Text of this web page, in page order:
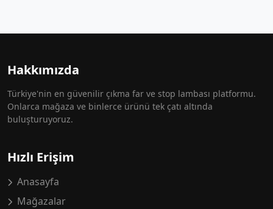
Hakkımızda
Türkiye'nin en güvenilir çıkma far ve stop lambası platformu.
Onlarca mağaza ve binlerce ürünü tek çatı altında
buluşturuyoruz.
Hızlı Erişim
Anasayfa
Mağazalar